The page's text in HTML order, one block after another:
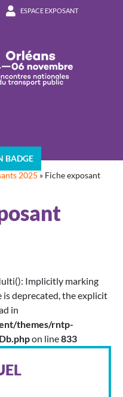
ESPACE EXPOSANT
BADGE
2025 » Fiche exposant
Implicitly marking
is deprecated, the explicit
in
themes/rntp-
on line833